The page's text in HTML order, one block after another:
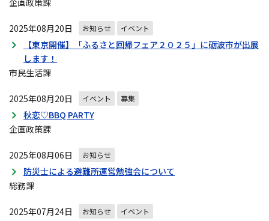
企画政策課
2025年08月20日 お知らせ イベント
【東京開催】「ふるさと回帰フェア２０２５」に砺波市が出展
します！
市民生活課
2025年08月20日 イベント 募集
秋恋♡BBQ PARTY
企画政策課
2025年08月06日 お知らせ
防災士による避難所運営勉強会について
総務課
2025年07月24日 お知らせ イベント